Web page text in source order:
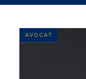
AVOCAT